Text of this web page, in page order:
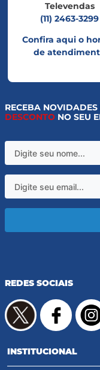
Televendas
(11) 2463-3299
Confira aqui o
de
RECEBA
DESCONTO NO SEU
REDES SOCIAIS
INSTITUCIONAL